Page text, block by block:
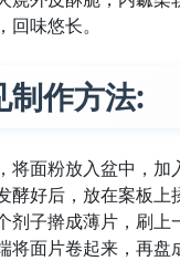
回味悠长。
制作方法:
将面粉放入盆中，加
酵好后，放在案板上
剂子擀成薄片，刷上
将面片卷起来，再盘